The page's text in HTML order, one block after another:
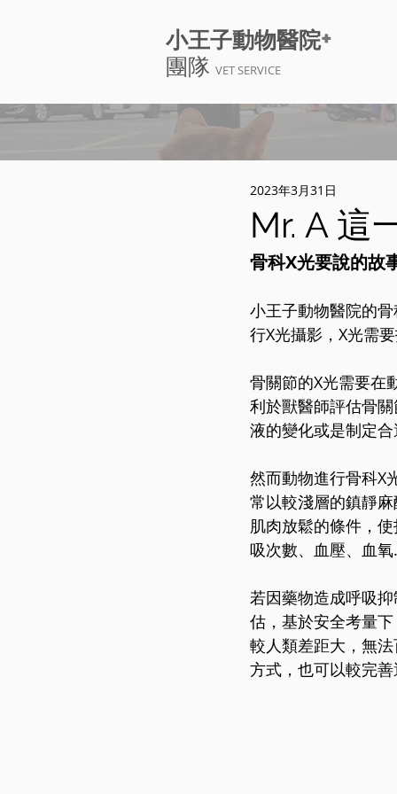
小王子動物醫院+
團隊 VET SERVICE
Mr. A 這
2023年3月31日
骨科X光要說的故
小王子動物醫院的
行X光攝影，X光需
骨關節的X光需要在
利於獸醫師評估骨
液的變化或是制定
然而動物進行骨科X
常以較淺層的鎮靜
肌肉放鬆的條件，
吸次數、血壓、血
若因藥物造成呼吸
估，基於安全考量
較人類差距大，無
方式，也可以較完